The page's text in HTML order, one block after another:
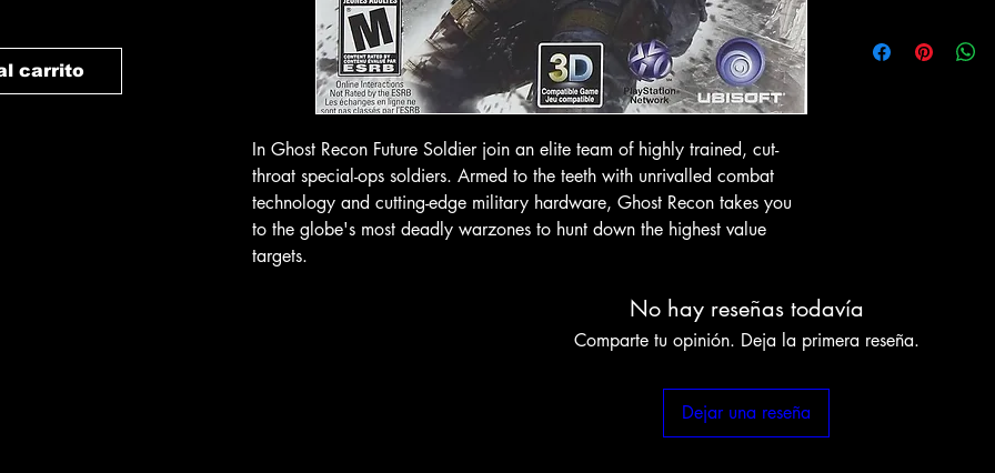
carrito
Agregar al carrito
Precio
$ 10.71
Agregar al carrito
Precio
$ 4.28
Agregar al carrito
In Ghost Recon Future Soldier join an elite team of highly trained, cut-
throat special-ops soldiers. Armed to the teeth with unrivalled combat
technology and cutting-edge military hardware, Ghost Recon takes you
to the globe's most deadly warzones to hunt down the highest value
targets.
No hay reseñas todavía
Comparte tu opinión. Deja la primera reseña.
Dejar una reseña